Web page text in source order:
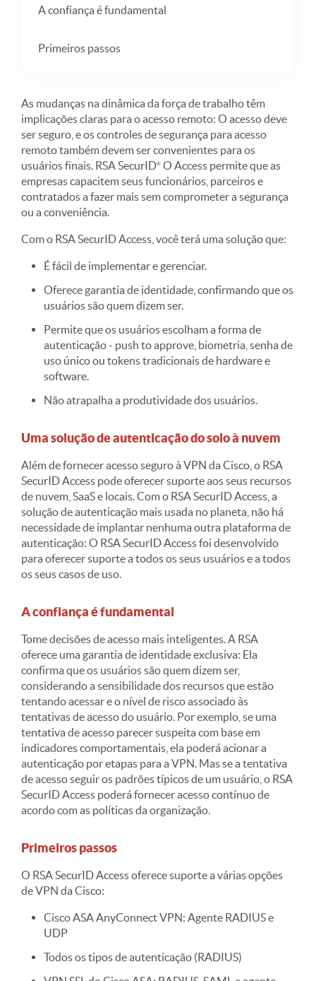
A confiança é fundamental
Primeiros passos
As mudanças na dinâmica da força de trabalho têm
implicações claras para o acesso remoto: O acesso deve
ser seguro, e os controles de segurança para acesso
remoto também devem ser convenientes para os
usuários finais. RSASecurID O Access permite que as
empresas capacitem seus funcionários, parceiros e
contratados a fazer mais sem comprometer a segurança
ou a conveniência.
Com o RSA SecurID Access, você terá uma solução que:
É fácil de implementar e gerenciar.
Oferece garantia de identidade, confirmando que os
usuários são quem dizem ser.
Permite que os usuários escolham a forma de
autenticação - push to approve, biometria, senha de
uso único ou tokens tradicionais de hardware e
software.
Não atrapalha a produtividade dos usuários.
Uma solução de autenticação do solo à nuvem
Além de fornecer acesso seguro à VPN da Cisco, o RSA
SecurID Access pode oferecer suporte aos seus recursos
de nuvem, SaaS e locais. Com o RSA SecurID Access, a
solução de autenticação mais usada no planeta, não há
necessidade de implantar nenhuma outra plataforma de
autenticação: O RSA SecurID Access foi desenvolvido
para oferecer suporte a todos os seus usuários e a todos
os seus casos de uso.
A confiança é fundamental
Tome decisões de acesso mais inteligentes. A RSA
oferece uma garantia de identidade exclusiva: Ela
confirma que os usuários são quem dizem ser,
considerando a sensibilidade dos recursos que estão
tentando acessar e o nível de risco associado às
tentativas de acesso do usuário. Por exemplo, se uma
tentativa de acesso parecer suspeita com base em
indicadores comportamentais, ela poderá acionar a
autenticação por etapas para a VPN. Mas se a tentativa
de acesso seguir os padrões típicos de um usuário, o RSA
SecurID Access poderá fornecer acesso contínuo de
acordo com as políticas da organização.
Primeiros passos
O RSA SecurID Access oferece suporte a várias opções
de VPN da Cisco:
Cisco ASA AnyConnect VPN: Agente RADIUS e
UDP
Todos os tipos de autenticação (RADIUS)